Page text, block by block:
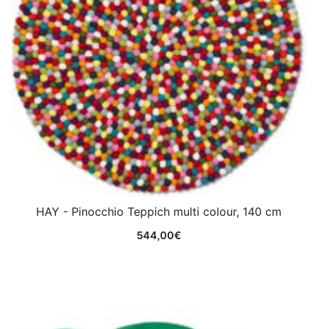
HAY - Pinocchio Teppich multi colour, 140 cm
544,00€